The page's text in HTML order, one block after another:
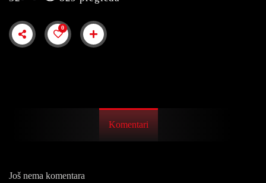
0
Komentari
Još nema komentara